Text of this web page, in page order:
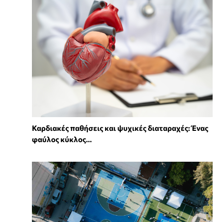
Καρδιακές παθήσεις και ψυχικές διαταραχές: Ένας
φαύλος κύκλος...